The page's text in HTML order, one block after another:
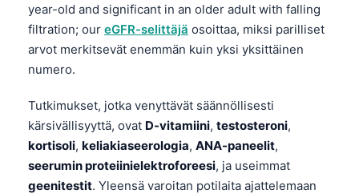
year-old and significant in an older adult with falling
filtration; our eGFR-selittäjä osoittaa, miksi parilliset
arvot merkitsevät enemmän kuin yksi yksittäinen
numero.
Tutkimukset, jotka venyttävät säännöllisesti
kärsivällisyyttä, ovat D-vitamiini, testosteroni,
kortisoli, keliakiaseerologia, ANA-paneelit,
seerumin proteiinielektroforeesi, ja useimmat
geenitestit. Yleensä varoitan potilaita ajattelemaan